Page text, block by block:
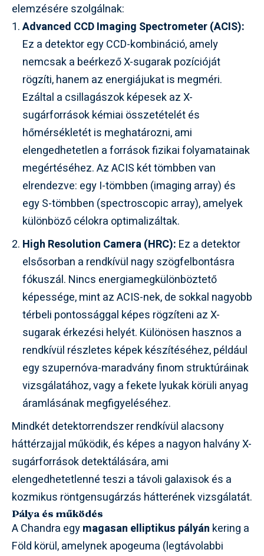
elemzésére szolgálnak:
Advanced CCD Imaging Spectrometer (ACIS):
Ez a detektor egy CCD-kombináció, amely
nemcsak a beérkező X-sugarak pozícióját
rögzíti, hanem az energiájukat is megméri.
Ezáltal a csillagászok képesek az X-
sugárforrások kémiai összetételét és
hőmérsékletét is meghatározni, ami
elengedhetetlen a források fizikai folyamatainak
megértéséhez. Az ACIS két tömbben van
elrendezve: egy I-tömbben (imaging array) és
egy S-tömbben (spectroscopic array), amelyek
különböző célokra optimalizáltak.
High Resolution Camera (HRC): Ez a detektor
elsősorban a rendkívül nagy szögfelbontásra
fókuszál. Nincs energiamegkülönböztető
képessége, mint az ACIS-nek, de sokkal nagyobb
térbeli pontossággal képes rögzíteni az X-
sugarak érkezési helyét. Különösen hasznos a
rendkívül részletes képek készítéséhez, például
egy szupernóva-maradvány finom struktúráinak
vizsgálatához, vagy a fekete lyukak körüli anyag
áramlásának megfigyeléséhez.
Mindkét detektorrendszer rendkívül alacsony
háttérzajjal működik, és képes a nagyon halvány X-
sugárforrások detektálására, ami
elengedhetetlenné teszi a távoli galaxisok és a
kozmikus röntgensugárzás hátterének vizsgálatát.
Pálya és működés
A Chandra egymagasan elliptikus pályán kering a
Föld körül, amelynek apogeuma (legtávolabbi